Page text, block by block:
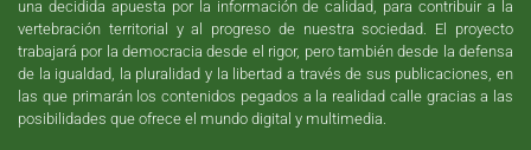
una decidida apuesta por la información de calidad, para contribuir a la
vertebración territorial y al progreso de nuestra sociedad. El proyecto
trabajará por la democracia desde el rigor, pero también desde la defensa
de la igualdad, la pluralidad y la libertad a través de sus publicaciones, en
las que primarán los contenidos pegados a la realidad calle gracias a las
posibilidades que ofrece el mundo digital y multimedia.